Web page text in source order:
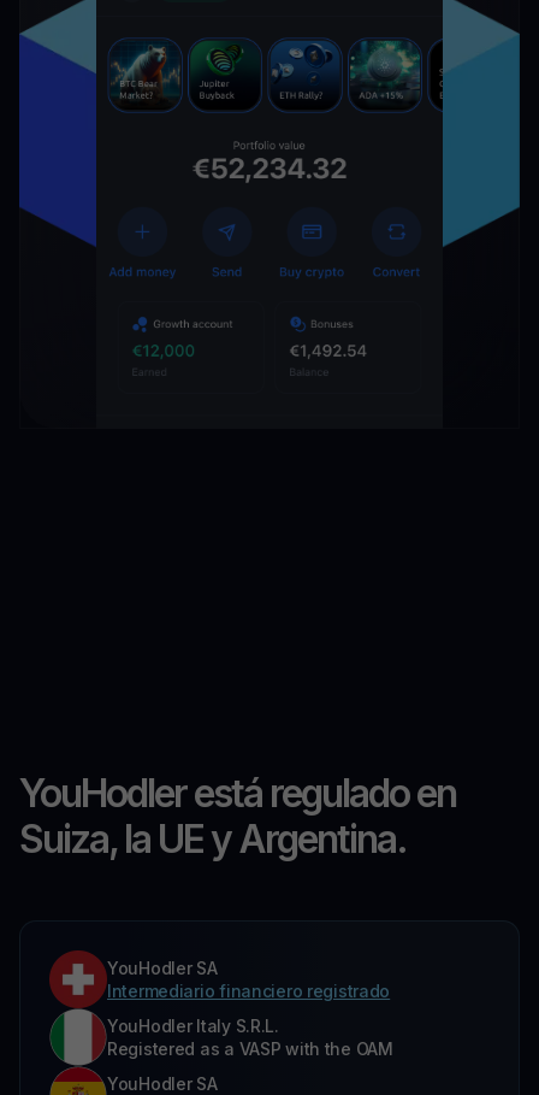
YouHodler está regulado en
Suiza, la UE y Argentina.
YouHodler SA
Intermediario financiero registrado
YouHodler Italy S.R.L.
Registered as a VASP with the OAM
YouHodler SA